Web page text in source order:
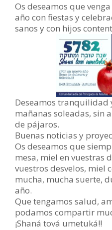
Os deseamos que
año con fiestas y
sanos y con hijos
Deseamos tranquilidad
mañanas soleadas, sin
de pájaros.
Buenas noticias y
Os deseamos que
mesa, miel en vuestras
vuestros desvelos, miel
mucha, mucha suerte,
año.
Que tengamos salud,
podamos compartir
¡Shaná tová umetuká!!